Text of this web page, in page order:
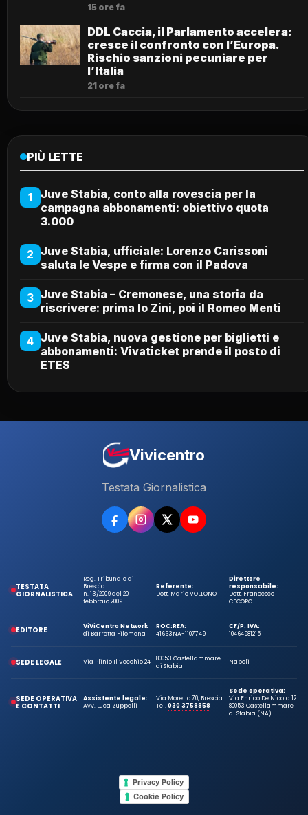
15 ore fa
DDL Caccia, il Parlamento accelera:
cresce il confronto con l’Europa.
Rischio sanzioni pecuniare per
l’Italia
21 ore fa
PIÙ LETTE
1
Juve Stabia, conto alla rovescia per la
campagna abbonamenti: obiettivo quota
3.000
2 Juve Stabia, ufficiale: Lorenzo Carissoni
saluta le Vespe e firma con il Padova
3 Juve Stabia – Cremonese, una storia da
riscrivere: prima lo Zini, poi il Romeo Menti
4 Juve Stabia, nuova gestione per biglietti e
abbonamenti: Vivaticket prende il posto di
ETES
Vivicentro
Testata Giornalistica
TESTATA
GIORNALISTICA
Reg. Tribunale di
Brescia
n. 13/2009 del 20
febbraio 2009
Referente:
Dott. Mario VOLLONO
Direttore
responsabile:
Dott. Francesco
CECORO
EDITORE
ViViCentro Network
di Barretta Filomena
ROC:
41663
REA:
NA-1107749
CF/P. IVA:
10464981215
SEDE LEGALE Via Plinio Il Vecchio 24
80053 Castellammare
di Stabia
Napoli
SEDE OPERATIVA
E CONTATTI
Assistente legale:
Avv. Luca Zuppelli
Via Moretto 70, Brescia
Tel.030 3758858
Sede operativa:
Via Enrico De Nicola 12
80053 Castellammare
di Stabia (NA)
Privacy Policy
Cookie Policy